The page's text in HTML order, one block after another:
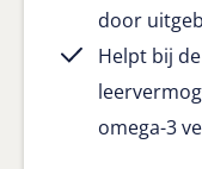
door
Helpt bij
omega-3